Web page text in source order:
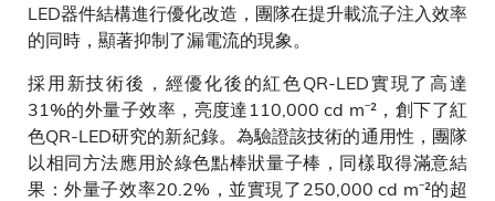
LED器件結構進行優化改造，團隊在提升載流子注入效率
的同時，顯著抑制了漏電流的現象。
採用新技術後，經優化後的紅色QR-LED實現了高達
31%的外量子效率，亮度達110,000 cd m⁻²，創下了紅
色QR-LED研究的新紀錄。為驗證該技術的通用性，團隊
以相同方法應用於綠色點棒狀量子棒，同樣取得滿意結
果：外量子效率20.2%，並實現了250,000 cd m⁻²的超